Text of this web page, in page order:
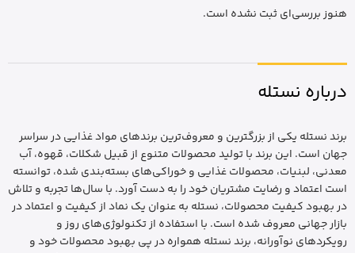
هنوز بررسی‌ای ثبت نشده است.
درباره نستله
برند نستله یکی از بزرگترین و معروف‌ترین برندهای مواد غذایی در سراسر
جهان است. این برند با تولید محصولات متنوع از قبیل شکلات، قهوه، آب
معدنی، لبنیات، محصولات غذایی و خوراکی‌های بسته‌بندی شده، توانسته
است اعتماد و رضایت مشتریان خود را به دست آورد. با سال‌ها تجربه و تلاش
در بهبود کیفیت محصولات، نستله به عنوان یک نماد از کیفیت و اعتماد در
بازار جهانی معروف شده است. با استفاده از تکنولوژی‌های روز و
رویکردهای نوآورانه، برند نستله همواره در پی بهبود محصولات خود و